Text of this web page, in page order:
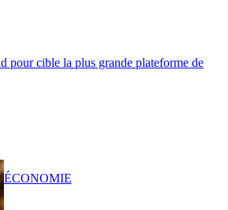
pour cible la plus grande plateforme de
ÉCONOMIE